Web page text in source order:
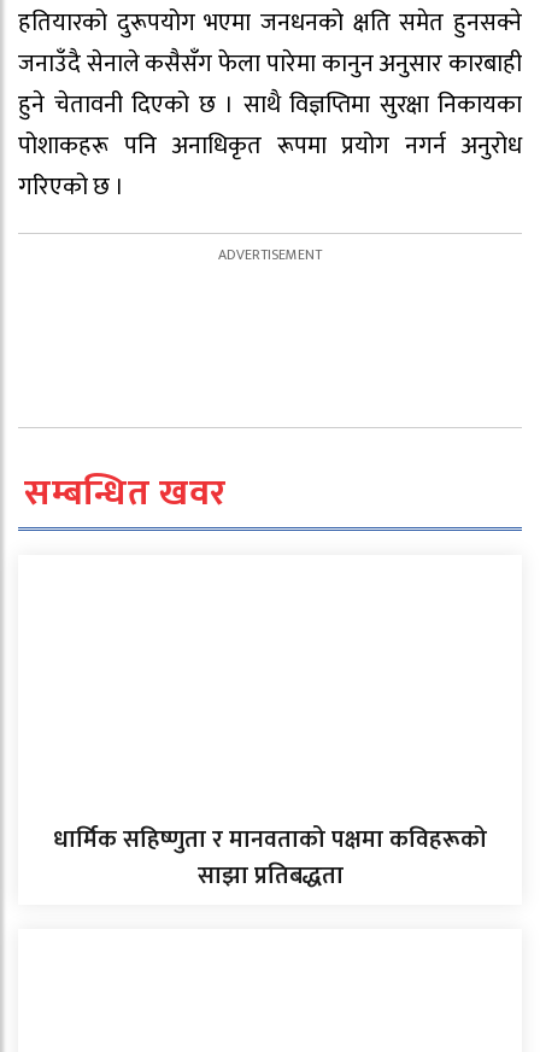
हतियारको दुरूपयोग भएमा जनधनको क्षति समेत हुनसक्ने
जनाउँदै सेनाले कसैसँग फेला पारेमा कानुन अनुसार कारबाही
हुने चेतावनी दिएको छ । साथै विज्ञप्तिमा सुरक्षा निकायका
पोशाकहरू पनि अनाधिकृत रूपमा प्रयोग नगर्न अनुरोध
गरिएको छ ।
सम्बन्धित खवर
धार्मिक सहिष्णुता र मानवताको पक्षमा कविहरूको
साझा प्रतिबद्धता